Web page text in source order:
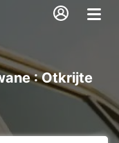
: Otkrijte